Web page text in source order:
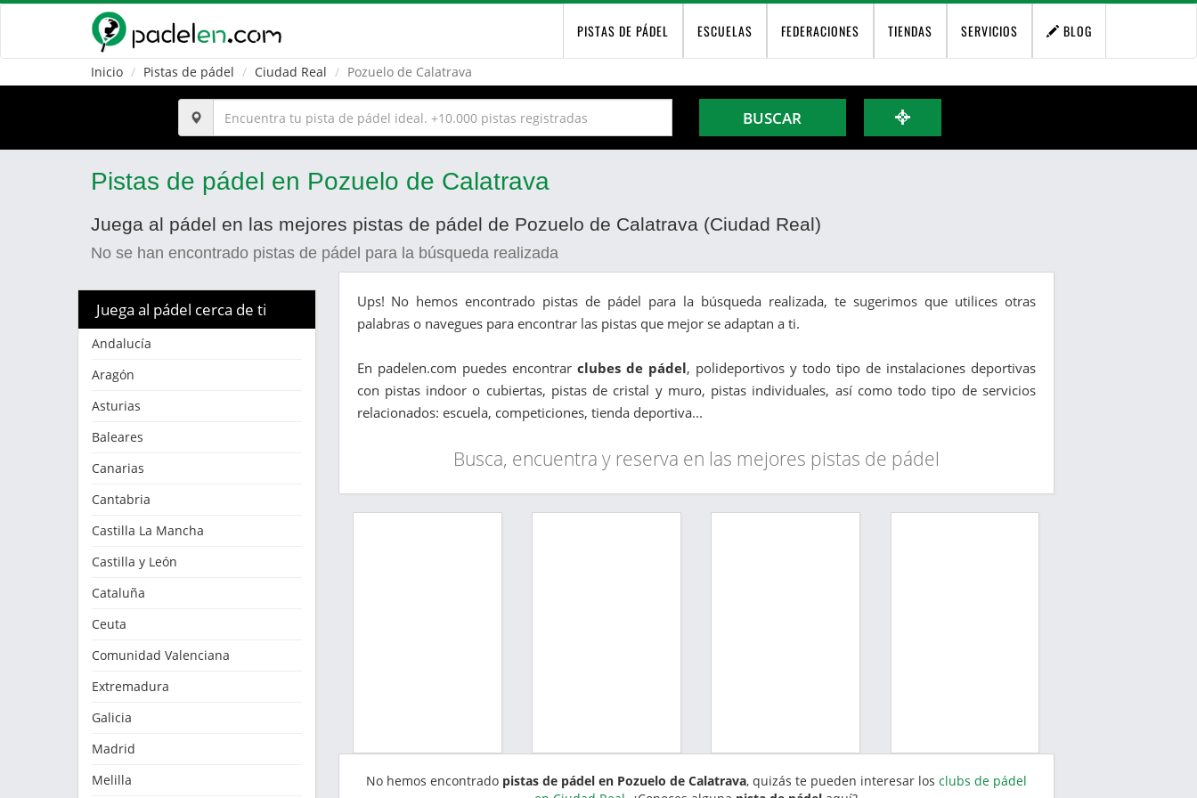
PISTAS DE PÁDEL ESCUELAS FEDERACIONES TIENDAS SERVICIOS BLOG
Inicio Pistas de pádel Ciudad Real Pozuelo de Calatrava
BUSCAR
Pistas de pádel en Pozuelo de Calatrava
Juega al pádel en las mejores pistas de pádel de Pozuelo de Calatrava (Ciudad Real)
No se han encontrado pistas de pádel para la búsqueda realizada
Juega al pádel cerca de ti
Andalucía
Aragón
Asturias
Baleares
Canarias
Cantabria
Castilla La Mancha
Castilla y León
Cataluña
Ceuta
Comunidad Valenciana
Extremadura
Galicia
Madrid
Melilla
Ups! No hemos encontrado pistas de pádel para la búsqueda realizada, te sugerimos que utilices otras
palabras o navegues para encontrar las pistas que mejor se adaptan a ti.
En padelen.com puedes encontrar clubes de pádel, polideportivos y todo tipo de instalaciones deportivas
con pistas indoor o cubiertas, pistas de cristal y muro, pistas individuales, así como todo tipo de servicios
relacionados: escuela, competiciones, tienda deportiva...
Busca, encuentra y reserva en las mejores pistas de pádel
No hemos encontrado pistas de pádel en Pozuelo de Calatrava, quizás te pueden interesar los clubs de pádel